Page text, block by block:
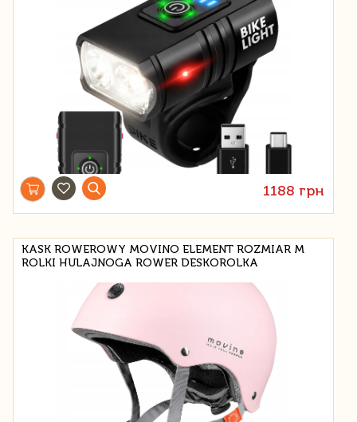
1188 грн
KASK ROWEROWY MOVINO ELEMENT ROZMIAR M
ROLKI HULAJNOGA ROWER DESKOROLKA